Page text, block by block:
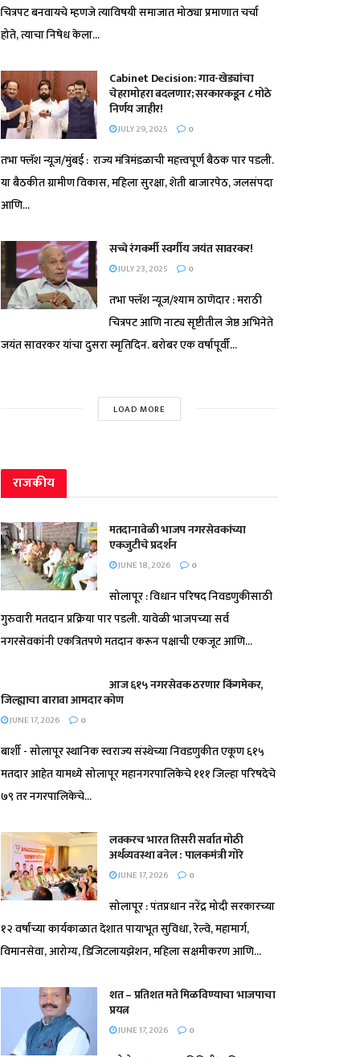
चित्रपट बनवायचे म्हणजे त्याविषयी समाजात मोठ्या प्रमाणात चर्चा
होते, त्याचा निषेध केला...
Cabinet Decision: गाव-खेड्यांचा
चेहरामोहरा बदलणार; सरकारकडून ८ मोठे
निर्णय जाहीर!
JULY 29, 2025 0
तभा फ्लॅश न्यूज/मुंबई : राज्य मंत्रिमंडळाची महत्त्वपूर्ण बैठक पार पडली.
या बैठकीत ग्रामीण विकास, महिला सुरक्षा, शेती बाजारपेठ, जलसंपदा
आणि...
सच्चे रंगकर्मी स्वर्गीय जयंत सावरकर!
JULY 23, 2025 0
तभा फ्लॅश न्यूज/श्याम ठाणेदार : मराठी
चित्रपट आणि नाट्य सृष्टीतील जेष्ठ अभिनेते
जयंत सावरकर यांचा दुसरा स्मृतिदिन. बरोबर एक वर्षापूर्वी...
LOAD MORE
राजकीय
मतदानावेळी भाजप नगरसेवकांच्या
एकजुटीचे प्रदर्शन
JUNE 18, 2026 0
सोलापूर : विधान परिषद निवडणुकीसाठी
गुरुवारी मतदान प्रक्रिया पार पडली. यावेळी भाजपच्या सर्व
नगरसेवकांनी एकत्रितपणे मतदान करून पक्षाची एकजूट आणि...
आज ६१५ नगरसेवक ठरणार किंगमेकर,
जिल्ह्याचा बारावा आमदार कोण
JUNE 17, 2026 0
बार्शी - सोलापूर स्थानिक स्वराज्य संस्थेच्या निवडणुकीत एकूण ६१५
मतदार आहेत यामध्ये सोलापूर महानगरपालिकेचे १११ जिल्हा परिषदेचे
७९ तर नगरपालिकेचे...
लवकरच भारत तिसरी सर्वात मोठी
अर्थव्यवस्था बनेल : पालकमंत्री गोरे
JUNE 17, 2026 0
सोलापूर : पंतप्रधान नरेंद्र मोदी सरकारच्या
१२ वर्षांच्या कार्यकाळात देशात पायाभूत सुविधा, रेल्वे, महामार्ग,
विमानसेवा, आरोग्य, डिजिटलायझेशन, महिला सक्षमीकरण आणि...
शत – प्रतिशत मते मिळविण्याचा भाजपाचा
प्रयत्न
JUNE 17, 2026 0